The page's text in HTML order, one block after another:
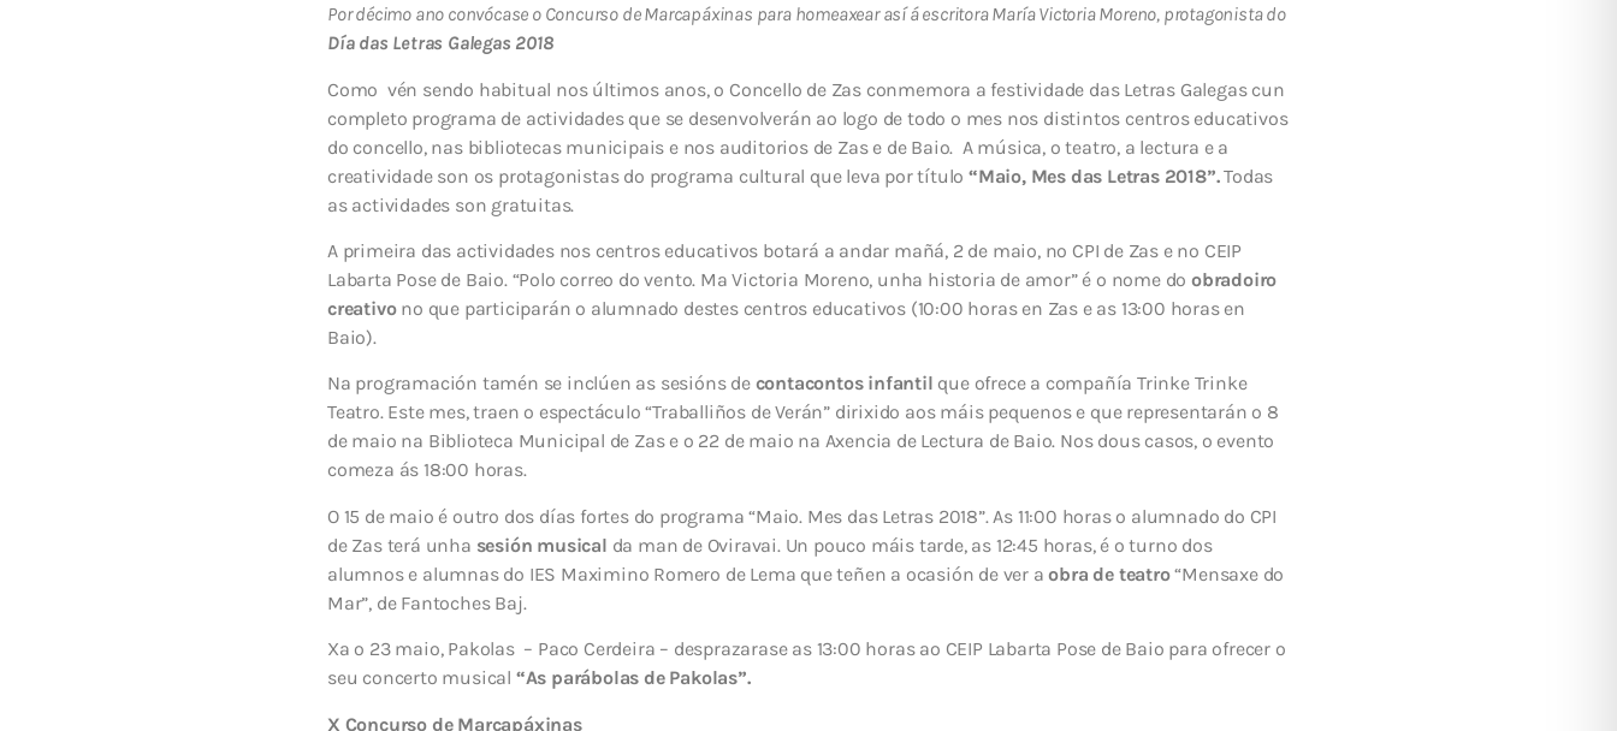
Por décimo ano convócase o Concurso de Marcapáxinas para homeaxear así á escritora María Victoria Moreno, protagonista do
Día das Letras Galegas 2018
Como vén sendo habitual nos últimos anos, o Concello de Zas conmemora a festividade das Letras Galegas cun
completo programa de actividades que se desenvolverán ao logo de todo o mes nos distintos centros educativos
do concello, nas bibliotecas municipais e nos auditorios de Zas e de Baio. A música, o teatro, a lectura e a
creatividade son os protagonistas do programa cultural que leva por título “Maio, Mes das Letras 2018”.Todas
as actividades son gratuitas.
A primeira das actividades nos centros educativos botará a andar mañá, 2 de maio, no CPI de Zas e no CEIP
Labarta Pose de Baio. “Polo correo do vento. Mª Victoria Moreno, unha historia de amor” é o nome do obradoiro
creativono que participarán o alumnado destes centros educativos (10:00 horas en Zas e as 13:00 horas en
Baio).
Na programación tamén se inclúen as sesións de contacontos infantil que ofrece a compañía Trinke Trinke
Teatro. Este mes, traen o espectáculo “Traballiños de Verán” dirixido aos máis pequenos e que representarán o 8
de maio na Biblioteca Municipal de Zas e o 22 de maio na Axencia de Lectura de Baio. Nos dous casos, o evento
comeza ás 18:00 horas.
O 15 de maio é outro dos días fortes do programa “Maio. Mes das Letras 2018”. As 11:00 horas o alumnado do CPI
de Zas terá unha sesión musical da man de Oviravai. Un pouco máis tarde, as 12:45 horas, é o turno dos
alumnos e alumnas do IES Maximino Romero de Lema que teñen a ocasión de ver aobra de teatro“Mensaxe do
Mar”, de Fantoches Baj.
Xa o 23 maio, Pakolas – Paco Cerdeira – desprazarase as 13:00 horas ao CEIP Labarta Pose de Baio para ofrecer o
seu concerto musical “As parábolas de Pakolas”.
X Concurso de Marcapáxinas